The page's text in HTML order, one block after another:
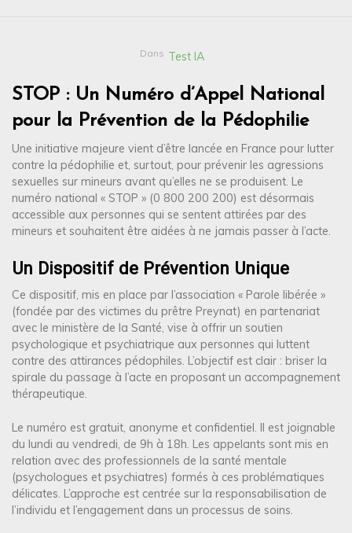
Dans Test IA
STOP : Un Numéro d’Appel National
pour la Prévention de la Pédophilie
Une initiative majeure vient d’être lancée en France pour lutter
contre la pédophilie et, surtout, pour prévenir les agressions
sexuelles sur mineurs avant qu’elles ne se produisent. Le
numéro national « STOP » (0 800 200 200) est désormais
accessible aux personnes qui se sentent attirées par des
mineurs et souhaitent être aidées à ne jamais passer à l’acte.
Un Dispositif de Prévention Unique
Ce dispositif, mis en place par l’association « Parole libérée »
(fondée par des victimes du prêtre Preynat) en partenariat
avec le ministère de la Santé, vise à offrir un soutien
psychologique et psychiatrique aux personnes qui luttent
contre des attirances pédophiles. L’objectif est clair : briser la
spirale du passage à l’acte en proposant un accompagnement
thérapeutique.
Le numéro est gratuit, anonyme et confidentiel. Il est joignable
du lundi au vendredi, de 9h à 18h. Les appelants sont mis en
relation avec des professionnels de la santé mentale
(psychologues et psychiatres) formés à ces problématiques
délicates. L’approche est centrée sur la responsabilisation de
l’individu et l’engagement dans un processus de soins.